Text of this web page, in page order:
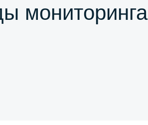
мониторинга